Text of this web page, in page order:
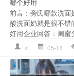
前言：旁氏哪款洗
酸洗面奶就是很不
好用企业回答：闺蜜
xl 05-18